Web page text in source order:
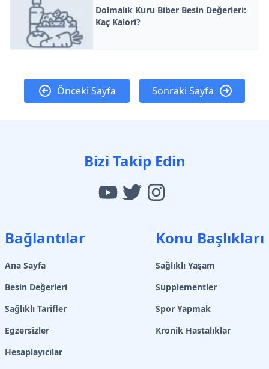
Dolmalık Kuru Biber Besin Değerleri:
Kaç Kalori?
Önceki Sayfa Sonraki Sayfa
Bizi Takip Edin
Bağlantılar
Ana Sayfa
Besin Değerleri
Sağlıklı Tarifler
Egzersizler
Hesaplayıcılar
Konu Başlıkları
Sağlıklı Yaşam
Supplementler
Spor Yapmak
Kronik Hastalıklar